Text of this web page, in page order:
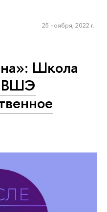
25 ноября, 2022 г.
Школа
ВШЭ